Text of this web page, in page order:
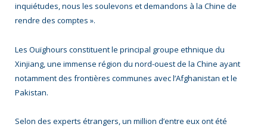
inquiétudes, nous les soulevons et demandons à la Chine de
rendre des comptes ».
Les Ouïghours constituent le principal groupe ethnique du
Xinjiang, une immense région du nord-ouest de la Chine ayant
notamment des frontières communes avec l’Afghanistan et le
Pakistan.
Selon des experts étrangers, un million d’entre eux ont été